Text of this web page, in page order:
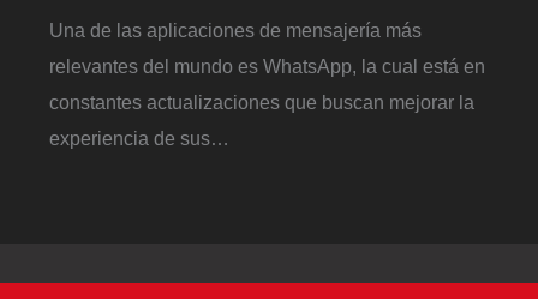
Una de las aplicaciones de mensajería más
relevantes del mundo es WhatsApp, la cual está en
constantes actualizaciones que buscan mejorar la
experiencia de sus…